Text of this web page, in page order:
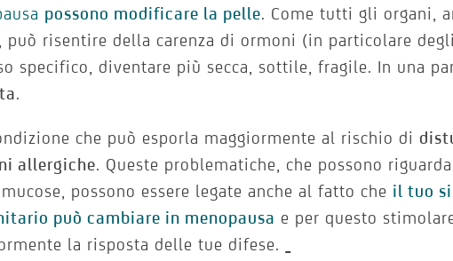
possono modificare la pelle. Come tutti gli organi,
risentire della carenza di ormoni (in particolare
specifico, diventare più secca, sottile, fragile. In una
.
che può esporla maggiormente al rischio di
allergiche. Queste problematiche, che possono
possono essere legate anche al fatto che il tuo
può cambiare in menopausa e per questo
la risposta delle tue difese.